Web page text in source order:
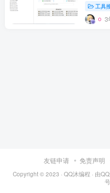
工具
3
友链申请 免责声明
Copyright © 2023 · QQ沐编程 · 由